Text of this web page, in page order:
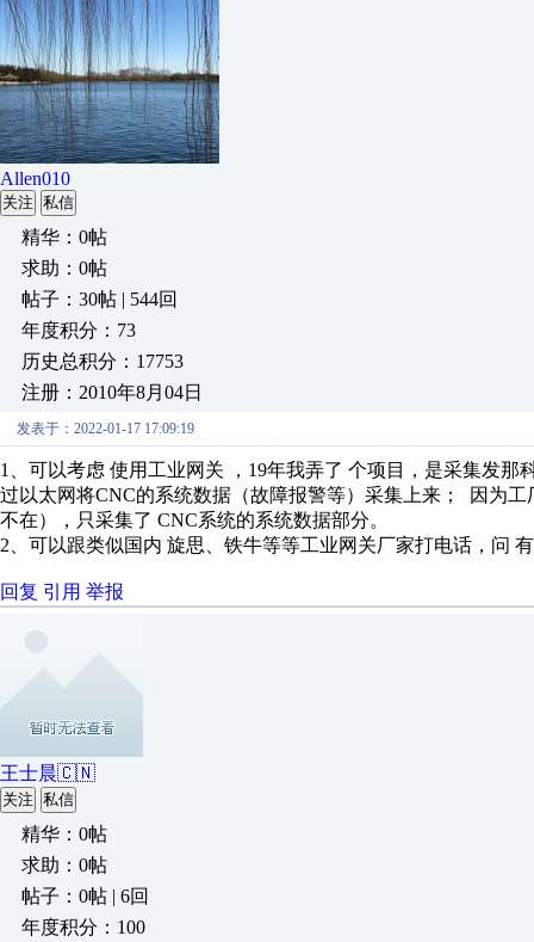
Allen010
关注 私信
精华：0帖
求助：0帖
帖子：30帖 | 544回
年度积分：73
历史总积分：17753
注册：2010年8月04日
发表于：2022-01-17 17:09:19
1、可以考虑 使用工业网关 ，19年我弄了 个项目，是采集发
过以太网将CNC的系统数据（故障报警等）采集上来； 因为
不在），只采集了 CNC系统的系统数据部分。
2、可以跟类似国内 旋思、铁牛等等工业网关厂家打电话，问
回复 引用 举报
王士晨🇨🇳
关注 私信
精华：0帖
求助：0帖
帖子：0帖 | 6回
年度积分：100